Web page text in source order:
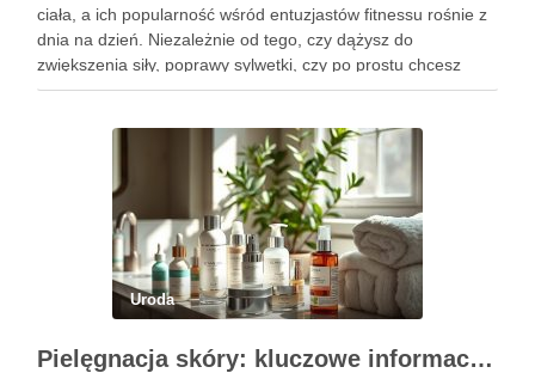
ciała, a ich popularność wśród entuzjastów fitnessu rośnie z
dnia na dzień. Niezależnie od tego, czy dążysz do
zwiększenia siły, poprawy sylwetki, czy po prostu chcesz
poczuć się lepiej w swoim ciele, odpowiednio dobrane
Uroda
Pielęgnacja skóry: kluczowe informacje i skuteczne metody